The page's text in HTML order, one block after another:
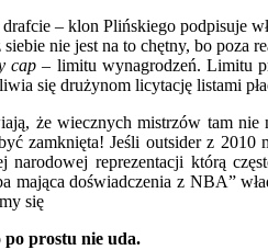
– klon Plińskiego podpisuje
nie jest na to chętny, bo poza
cap – limitu wynagrodzeń. Limitu
się drużynom licytację listami
że wiecznych mistrzów tam nie
zamknięta! Jeśli outsider z
narodowej reprezentacji którą
mająca doświadczenia z NBA”
się
po prostu nie uda.